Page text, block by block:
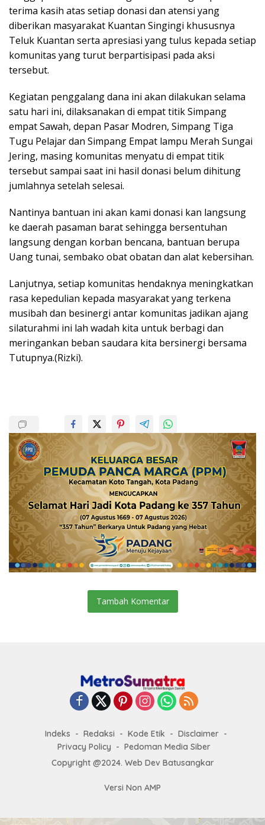
terima kasih atas setiap donasi dan atensi yang
diberikan masyarakat Kuantan Singingi khususnya
Teluk Kuantan serta apresiasi yang tulus kepada setiap
komunitas yang turut berpartisipasi pada aksi
tersebut.
Kegiatan penggalang dana ini akan dilakukan selama
satu hari ini, dilaksanakan di empat titik Simpang
empat Sawah, depan Pasar Modren, Simpang Tiga
Tugu Pelajar dan Simpang Empat lampu Merah Sungai
Jering, masing komunitas menyatu di empat titik
tersebut sampai saat ini hasil donasi belum dihitung
jumlahnya setelah selesai.
Nantinya bantuan ini akan kami donasi kan langsung
ke daerah pasaman barat sehingga bersentuhan
langsung dengan korban bencana, bantuan berupa
Uang tunai, sembako obat obatan dan alat kebersihan.
Lanjutnya, setiap komunitas hendaknya meningkatkan
rasa kepedulian kepada masyarakat yang terkena
musibah dan besinergi antar komunitas jadikan ajang
silaturahmi ini lah wadah kita untuk berbagi dan
meringankan beban saudara kita bersinergi bersama
Tutupnya.(Rizki).
Tambah Komentar
Indeks Redaksi Kode Etik
Disclaimer
Privacy Policy
Pedoman Media Siber
Copyright @2024. Web Dev Batusangkar
Versi Non AMP